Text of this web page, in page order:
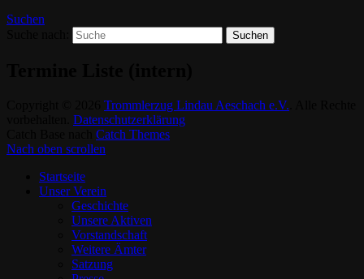
Suchen
Trommlerzug Lindau Aeschach e.V.
Datenschutzerklärung
Catch Themes
Nach oben scrollen
Startseite
Unser Verein
Geschichte
Unsere Aktiven
Vorstandschaft
Weitere Ämter
Satzung